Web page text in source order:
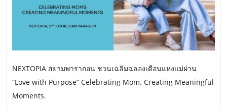
NEXTOPIA สยามพารากอน ชวนเฉลิมฉลองเดือนแห่งแม่ผ่าน
“Love with Purpose” Celebrating Mom. Creating Meaningful
Moments.